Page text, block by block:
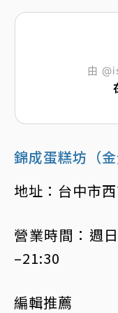
由
錦成蛋糕坊（金
地址：台中市
營業時間：週
–21:30
編輯推薦